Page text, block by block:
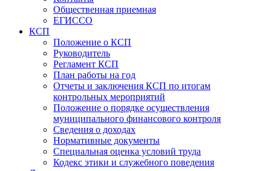
Общественная приемная
ЕГИССО
КСП
Положение о КСП
Руководитель
Регламент КСП
План работы на год
Отчеты и заключения КСП по итогам
контрольных мероприятий
Положение о порядке осуществления
муниципального финансового контроля
Сведения о доходах
Нормативные документы
Специальная оценка условий труда
Кодекс этики и служебного поведения